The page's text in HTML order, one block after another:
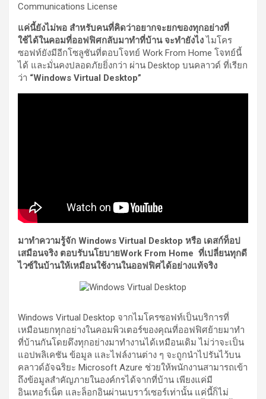
Communications License
แค่นี้ยังไม่พอ สำหรับคนที่คิดว่าอยากจะยกของทุกอย่างที่
ใช้ได้ในคอมที่ออฟฟิศกลับมาทำที่บ้าน จะทำยังไงไมโคร
ซอฟท์ยังมีอีกโซลูชันที่ตอบโจทย์ Work From Home โจทย์นี้
ได้ และมั่นคงปลอดภัยยิ่งกว่า ผ่าน Desktop บนคลาวด์ ที่เรียก
ว่า “Windows Virtual Desktop”
มาทำความรู้จัก Windows Virtual Desktop หรือ เดสก์ท็อป
เสมือนจริง ตอบรับนโยบายWork From Home ที่เปลี่ยนทุกดี
ไวซ์ในบ้านให้เหมือนใช้งานในออฟฟิศได้อย่างแท้จริง
Windows Virtual Desktop จากไมโครซอฟท์เป็นบริการที่
เหมือนยกทุกอย่างในคอมพิวเตอร์ของคุณที่ออฟฟิศย้ายมาทำ
ที่บ้านกันโดยดึงทุกอย่างมาทำงานได้เหมือนเดิม ไม่ว่าจะเป็น
แอปพลิเคชัน ข้อมูล และไฟล์งานต่าง ๆ จะถูกนำไปรันไว้บน
คลาวด์อัจฉริยะ Microsoft Azure ช่วยให้พนักงานสามารถเข้า
ถึงข้อมูลสำคัญภายในองค์กรได้จากที่บ้าน เพียงแค่มี
อินเทอร์เน็ต และล็อกอินผ่านเบราว์เซอร์เท่านั้น แค่นี้ก็ไม่